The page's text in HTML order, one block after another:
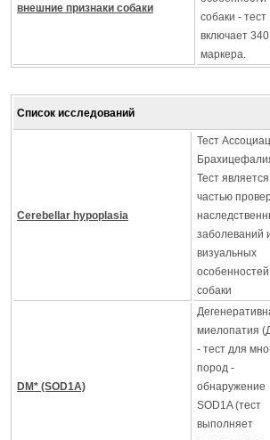
внешние признаки собаки
собаки - тест
включает 340
маркера.
Список исследований
Cerebellar hypoplasia
Тест
Тест является
частью
заболеваний
визуальных
особенностей
собаки
DM* (SOD1A)
миелопатия
- тест для
пород -
обнаружение
SOD1A (тест
выполняет